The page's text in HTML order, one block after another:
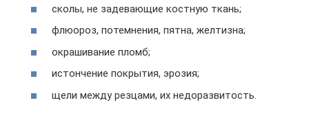
сколы, не задевающие костную ткань;
флюороз, потемнения, пятна, желтизна;
окрашивание пломб;
истончение покрытия, эрозия;
щели между резцами, их недоразвитость.